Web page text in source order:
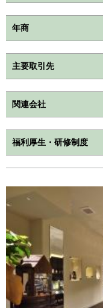
年商
主要取引先
関連会社
福利厚生・研修制度